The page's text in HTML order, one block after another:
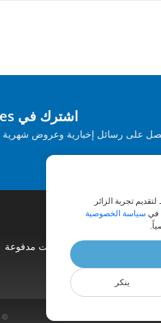
اشترك في Aspose Product Updates
على رسائل إخبارية وعروض شهرية
استشارات مدفوعة
© Aspose Pty Ltd 2001-2026. كل الحقوق محفوظة.
تجربة الزائر
في سياسة الخصوصية
ينكر